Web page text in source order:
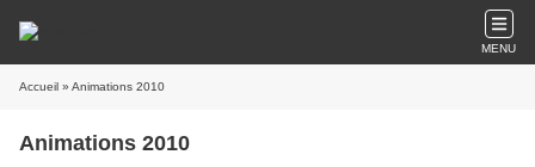
MENU
Accueil » Animations 2010
Animations 2010